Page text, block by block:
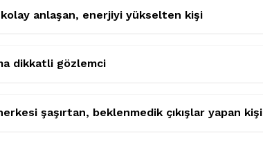
anlaşan, enerjiyi yükselten kişi
dikkatli gözlemci
şaşırtan, beklenmedik çıkışlar yapan kişi